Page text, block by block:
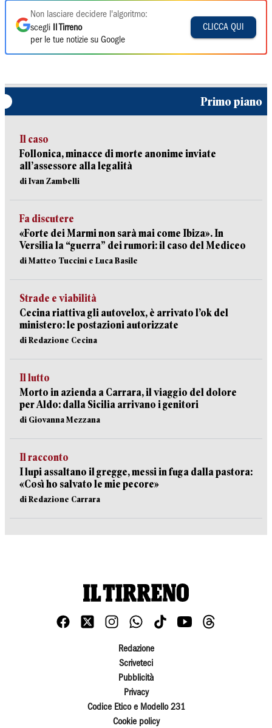
Non lasciare decidere l'algoritmo:
scegli
Il Tirreno
per le tue notizie su Google
CLICCA QUI
Primo piano
Il caso
Follonica, minacce di morte anonime inviate
all’assessore alla legalità
di Ivan Zambelli
Fa discutere
«Forte dei Marmi non sarà mai come Ibiza». In
Versilia la “guerra” dei rumori: il caso del Mediceo
di Matteo Tuccini e Luca Basile
Strade e viabilità
Cecina riattiva gli autovelox, è arrivato l’ok del
ministero: le postazioni autorizzate
di Redazione Cecina
Il lutto
Morto in azienda a Carrara, il viaggio del dolore
per Aldo: dalla Sicilia arrivano i genitori
di Giovanna Mezzana
Il racconto
I lupi assaltano il gregge, messi in fuga dalla pastora:
«Così ho salvato le mie pecore»
di Redazione Carrara
Redazione
Scriveteci
Pubblicità
Privacy
Codice Etico e Modello 231
Cookie policy